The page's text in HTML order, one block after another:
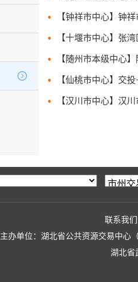
联系我们
主办单位：湖北省公共资源交易中心
湖北省